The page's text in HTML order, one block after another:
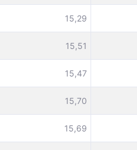
15,29
15,51
15,47
15,70
15,69